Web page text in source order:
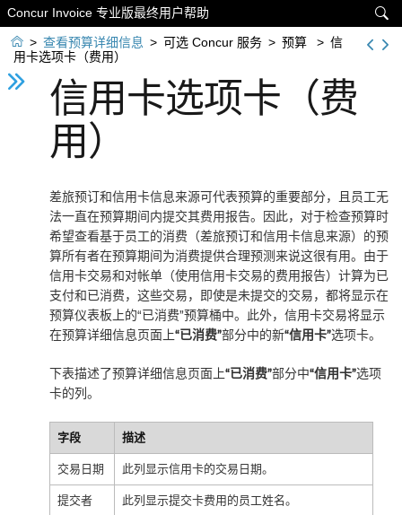

Concur Invoice 专业版最终用户帮助
 > 查看预算详细信息 > 可选 Concur 服务 > 预算 > 信
用卡选项卡（费用）
信用卡选项卡（费
用）
差旅预订和信用卡信息来源可代表预算的重要部分，且员工无
法一直在预算期间内提交其费用报告。因此，对于检查预算时
希望查看基于员工的消费（差旅预订和信用卡信息来源）的预
算所有者在预算期间为消费提供合理预测来说这很有用。由于
信用卡交易和对帐单（使用信用卡交易的费用报告）计算为已
支付和已消费，这些交易，即使是未提交的交易，都将显示在
预算仪表板上的“已消费”预算桶中。此外，信用卡交易将显示
在预算详细信息页面上“已消费”部分中的新“信用卡”选项卡。
下表描述了预算详细信息页面上“已消费”部分中“信用卡”选项
卡的列。
字段 描述
交易日期 此列显示信用卡的交易日期。
提交者 此列显示提交卡费用的员工姓名。